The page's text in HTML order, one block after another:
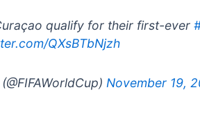
qualify for their first-ever
QXsBTbNjzh
November 19,